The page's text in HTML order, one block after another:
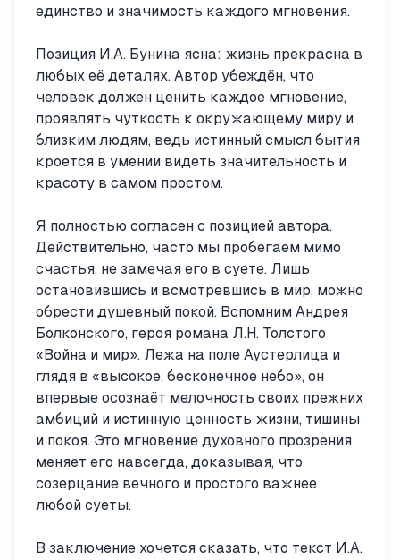
единство и значимость каждого мгновения.
Позиция И.А. Бунина ясна: жизнь прекрасна в
любых её деталях. Автор убеждён, что
человек должен ценить каждое мгновение,
проявлять чуткость к окружающему миру и
близким людям, ведь истинный смысл бытия
кроется в умении видеть значительность и
красоту в самом простом.
Я полностью согласен с позицией автора.
Действительно, часто мы пробегаем мимо
счастья, не замечая его в суете. Лишь
остановившись и всмотревшись в мир, можно
обрести душевный покой. Вспомним Андрея
Болконского, героя романа Л.Н. Толстого
«Война и мир». Лежа на поле Аустерлица и
глядя в «высокое, бесконечное небо», он
впервые осознаёт мелочность своих прежних
амбиций и истинную ценность жизни, тишины
и покоя. Это мгновение духовного прозрения
меняет его навсегда, доказывая, что
созерцание вечного и простого важнее
любой суеты.
В заключение хочется сказать, что текст И.А.